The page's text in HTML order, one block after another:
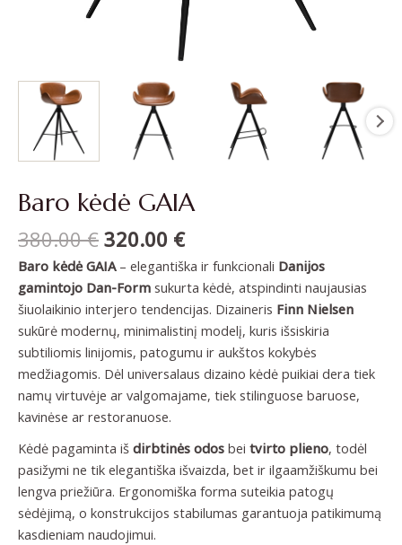
Baro kėdė GAIA
380.00€ 320.00 €
Baro kėdė GAIA– elegantiška ir funkcionali Danijos
gamintojo Dan-Form sukurta kėdė, atspindinti naujausias
šiuolaikinio interjero tendencijas. Dizaineris Finn Nielsen
sukūrė modernų, minimalistinį modelį, kuris išsiskiria
subtiliomis linijomis, patogumu ir aukštos kokybės
medžiagomis. Dėl universalaus dizaino kėdė puikiai dera tiek
namų virtuvėje ar valgomajame, tiek stilinguose baruose,
kavinėse ar restoranuose.
Kėdė pagaminta iš dirbtinės odos bei tvirto plieno, todėl
pasižymi ne tik elegantiška išvaizda, bet ir ilgaamžiškumu bei
lengva priežiūra. Ergonomiška forma suteikia patogų
sėdėjimą, o konstrukcijos stabilumas garantuoja patikimumą
kasdieniam naudojimui.